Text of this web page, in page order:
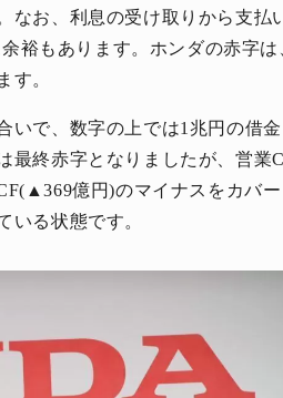
なお、利息の受け取りから支払
裕もあります。ホンダの赤字は
す。
いで、数字の上では1兆円の借金
最終赤字となりましたが、営業
億円)のマイナスをカバー
いる状態です。